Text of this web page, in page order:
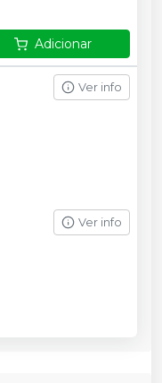
Adicionar
Ver info
Ver info